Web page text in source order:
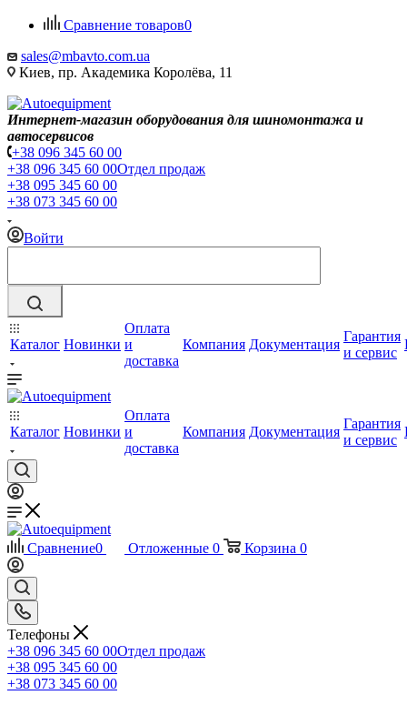
Сравнение товаров0
sales@mbavto.com.ua
Киев, пр. Академика Королёва, 11
Интернет-магазин оборудования для шиномонтажа и
автосервисов
+38 096 345 60 00
+38 096 345 60 00Отдел продаж
+38 095 345 60 00
+38 073 345 60 00
Войти
Каталог Новинки
Оплата
и
доставка
Компания Документация
Гарантия
и сервис
Каталог Новинки
Оплата
и
доставка
Компания Документация
Гарантия
и сервис
Сравнение0 Отложенные 0 Корзина 0
Телефоны
+38 096 345 60 00Отдел продаж
+38 095 345 60 00
+38 073 345 60 00